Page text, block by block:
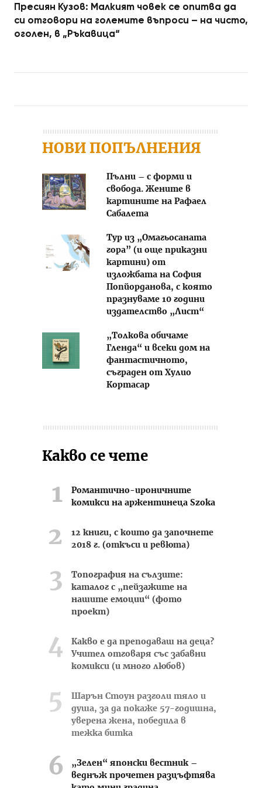
Пресиян Кузов: Малкият човек се опитва да
си отговори на големите въпроси – на чисто,
оголен, в „Ръкавица“
НОВИ ПОПЪЛНЕНИЯ
Пълни – с форми и
свобода. Жените в
картините на Рафаел
Сабалета
Тур из „Омагьосаната
гора” (и още приказни
картини) от
изложбата на София
Попйорданова, с която
празнуваме 10 години
издателство „Лист“
„Толкова обичаме
Гленда“ и всеки дом на
фантастичното,
съграден от Хулио
Кортасар
Какво се чете
Романтично-ироничните
комикси на аржентинеца Szoka
12 книги, с които да започнете
2018 г. (откъси и ревюта)
Топография на сълзите:
каталог с „пейзажите на
нашите емоции“ (фото
проект)
Какво е да преподаваш на деца?
Учител отговаря със забавни
комикси (и много любов)
Шарън Стоун разголи тяло и
душа, за да покаже 57-годишна,
уверена жена, победила в
тежка битка
„Зелен“ японски вестник –
веднъж прочетен разцъфтява